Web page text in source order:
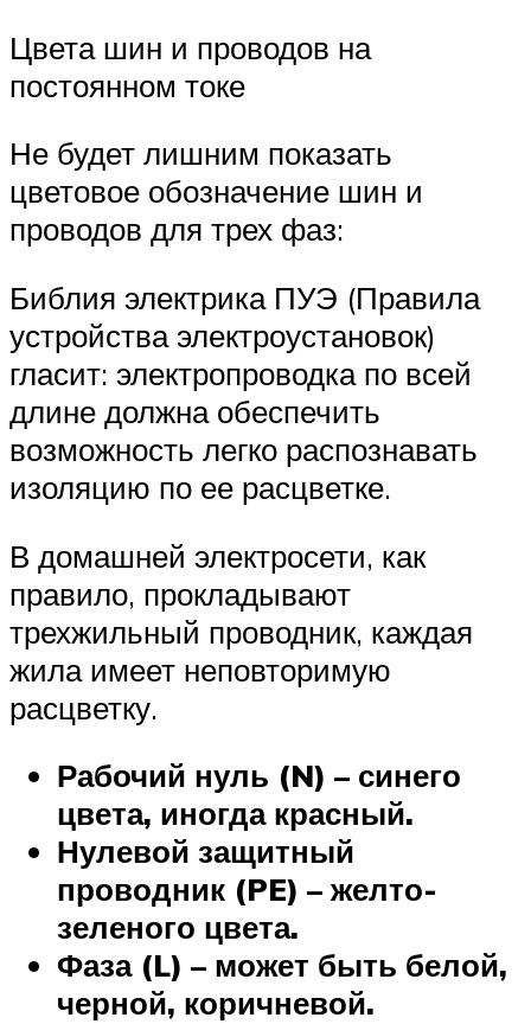
Цвета шин и проводов на
постоянном токе
Не будет лишним показать
цветовое обозначение шин и
проводов для трех фаз:
Библия электрика ПУЭ (Правила
устройства электроустановок)
гласит: электропроводка по всей
длине должна обеспечить
возможность легко распознавать
изоляцию по ее расцветке.
В домашней электросети, как
правило, прокладывают
трехжильный проводник, каждая
жила имеет неповторимую
расцветку.
Рабочий нуль (N) – синего
цвета, иногда красный.
Нулевой защитный
проводник (PE) – желто-
зеленого цвета.
Фаза (L) – может быть белой,
черной, коричневой.